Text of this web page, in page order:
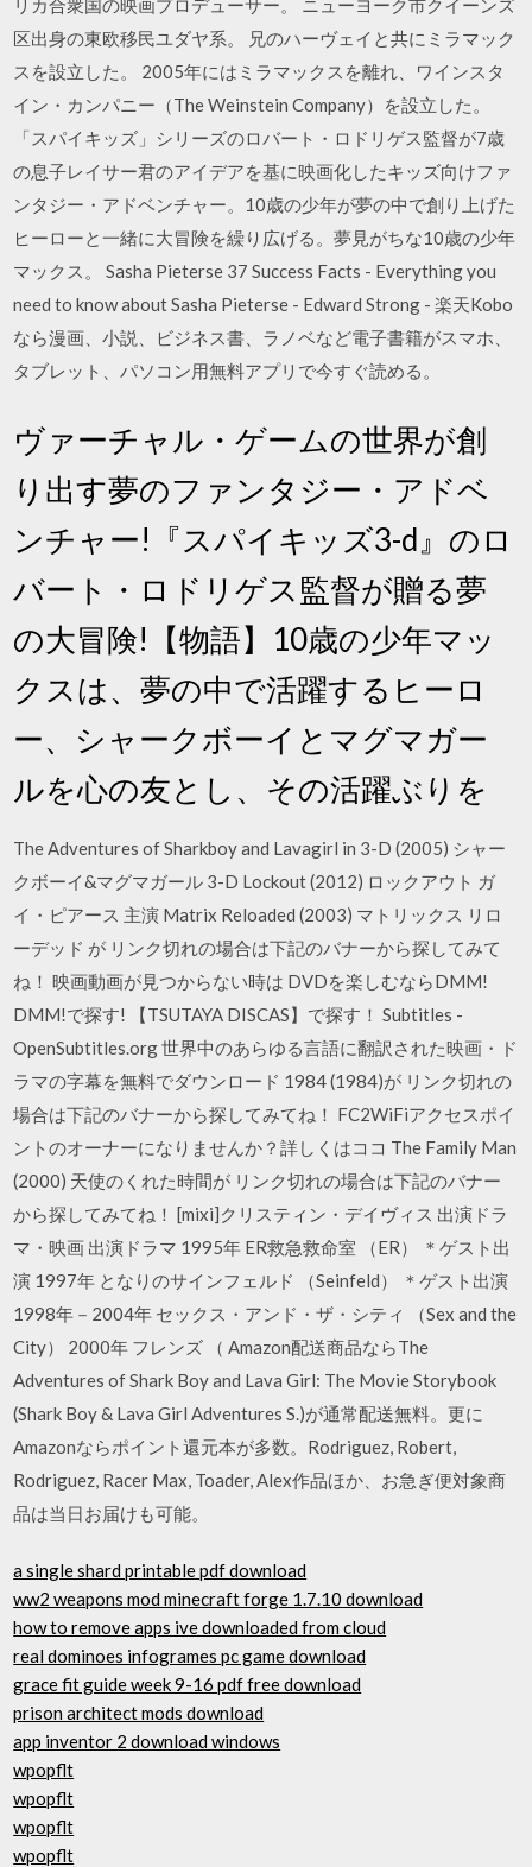
リカ合衆国の映画プロデューサー。 ニューヨーク市クイーンズ
区出身の東欧移民ユダヤ系。 兄のハーヴェイと共にミラマック
スを設立した。 2005年にはミラマックスを離れ、ワインスタ
イン・カンパニー（The Weinstein Company）を設立した。
「スパイキッズ」シリーズのロバート・ロドリゲス監督が7歳
の息子レイサー君のアイデアを基に映画化したキッズ向けファ
ンタジー・アドベンチャー。10歳の少年が夢の中で創り上げた
ヒーローと一緒に大冒険を繰り広げる。夢見がちな10歳の少年
マックス。 Sasha Pieterse 37 Success Facts - Everything you
need to know about Sasha Pieterse - Edward Strong - 楽天Kobo
なら漫画、小説、ビジネス書、ラノベなど電子書籍がスマホ、
タブレット、パソコン用無料アプリで今すぐ読める。
ヴァーチャル・ゲームの世界が創
り出す夢のファンタジー・アドベ
ンチャー!『スパイキッズ3-d』のロ
バート・ロドリゲス監督が贈る夢
の大冒険!【物語】10歳の少年マッ
クスは、夢の中で活躍するヒーロ
ー、シャークボーイとマグマガー
ルを心の友とし、その活躍ぶりを
The Adventures of Sharkboy and Lavagirl in 3-D (2005) シャー
クボーイ&マグマガール 3-D Lockout (2012) ロックアウト ガ
イ・ピアース 主演 Matrix Reloaded (2003) マトリックス リロ
ーデッド が リンク切れの場合は下記のバナーから探してみて
ね！ 映画動画が見つからない時は DVDを楽しむならDMM!
DMM!で探す! 【TSUTAYA DISCAS】で探す！ Subtitles -
OpenSubtitles.org 世界中のあらゆる言語に翻訳された映画・ド
ラマの字幕を無料でダウンロード 1984 (1984)が リンク切れの
場合は下記のバナーから探してみてね！ FC2WiFiアクセスポイ
ントのオーナーになりませんか？詳しくはココ The Family Man
(2000) 天使のくれた時間が リンク切れの場合は下記のバナー
から探してみてね！ [mixi]クリスティン・デイヴィス 出演ドラ
マ・映画 出演ドラマ 1995年 ER救急救命室 （ER） ＊ゲスト出
演 1997年 となりのサインフェルド （Seinfeld） ＊ゲスト出演
1998年－2004年 セックス・アンド・ザ・シティ （Sex and the
City） 2000年 フレンズ （ Amazon配送商品ならThe
Adventures of Shark Boy and Lava Girl: The Movie Storybook
(Shark Boy & Lava Girl Adventures S.)が通常配送無料。更に
Amazonならポイント還元本が多数。Rodriguez, Robert,
Rodriguez, Racer Max, Toader, Alex作品ほか、お急ぎ便対象商
品は当日お届けも可能。
a single shard printable pdf download
ww2 weapons mod minecraft forge 1.7.10 download
how to remove apps ive downloaded from cloud
real dominoes infogrames pc game download
grace fit guide week 9-16 pdf free download
prison architect mods download
app inventor 2 download windows
wpopflt
wpopflt
wpopflt
wpopflt